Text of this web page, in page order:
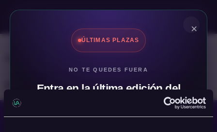
×
ÚLTIMAS PLAZAS
NO TE QUEDES FUERA
Entra en la última edición del
Programa Intensivo de IA
Generativa
Buscar: ¡Vaya, no hay debates aquí!